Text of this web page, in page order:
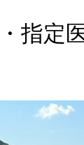
指定